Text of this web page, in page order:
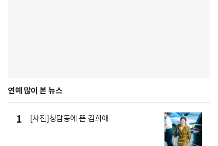
연예 많이 본 뉴스
1 [사진]청담동에 뜬 김희애